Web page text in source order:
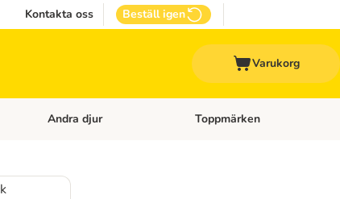
Kontakta oss Beställ igen
Varukorg
Open category menu: Veterinärfoder
Andra djur Open category menu: Andra
Toppmärken